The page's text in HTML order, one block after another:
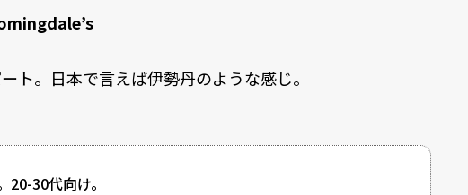
ト。日本で言えば伊勢丹のような感じ。
30代向け。